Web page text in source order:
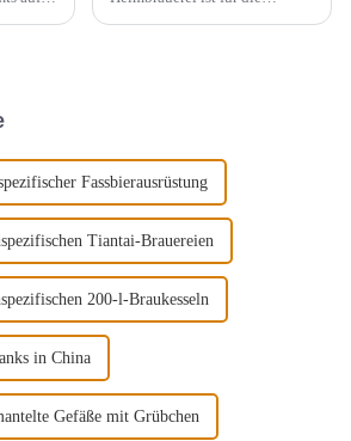
Fassbierausrüstung
Tiantai-Brauereien
200-l-Braukesseln
in China
Gefäße mit Grübchen